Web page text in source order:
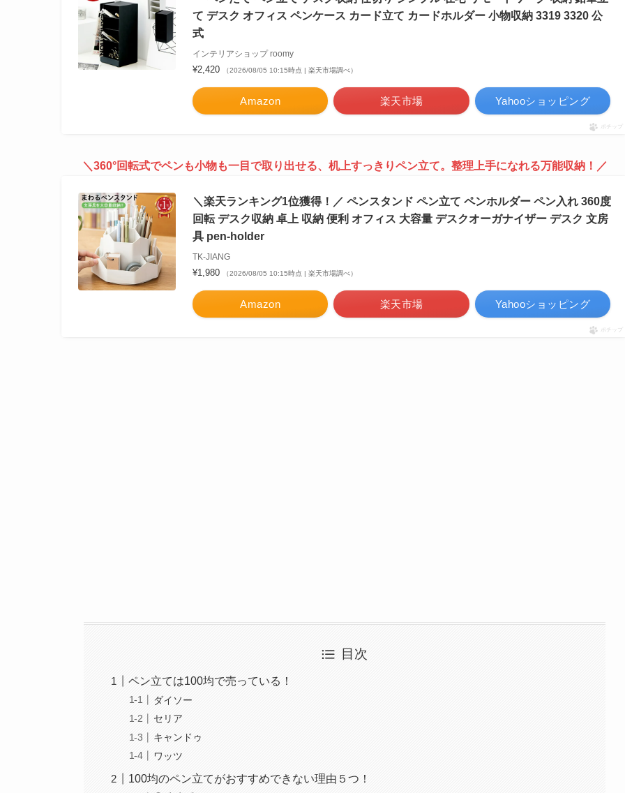
て デスク オフィス ペンケース カード立て カードホルダー 小物収納 3319 3320 公
式
インテリアショップ roomy
¥2,420 （2026/08/05 10:15時点 | 楽天市場調べ）
Amazon 楽天市場 Yahooショッピング
ポチップ
＼360°回転式でペンも小物も一目で取り出せる、机上すっきりペン立て。整理上手になれる万能収納！／
＼楽天ランキング1位獲得！／ ペンスタンド ペン立て ペンホルダー ペン入れ 360度
回転 デスク収納 卓上 収納 便利 オフィス 大容量 デスクオーガナイザー デスク 文房
具 pen-holder
TK-JIANG
¥1,980 （2026/08/05 10:15時点 | 楽天市場調べ）
Amazon 楽天市場 Yahooショッピング
ポチップ
目次
ペン立ては100均で売っている！
ダイソー
セリア
キャンドゥ
ワッツ
100均のペン立てがおすすめできない理由５つ！